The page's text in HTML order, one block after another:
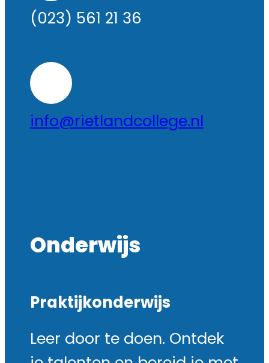
(023) 561 21 36
info@rietlandcollege.nl
Onderwijs
Praktijkonderwijs
Leer door te doen. Ontdek